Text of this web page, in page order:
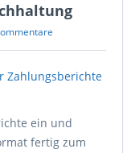
ein und
fertig zum